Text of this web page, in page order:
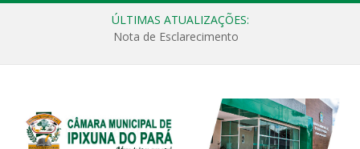
ÚLTIMAS ATUALIZAÇÕES:
Nota de Esclarecimento